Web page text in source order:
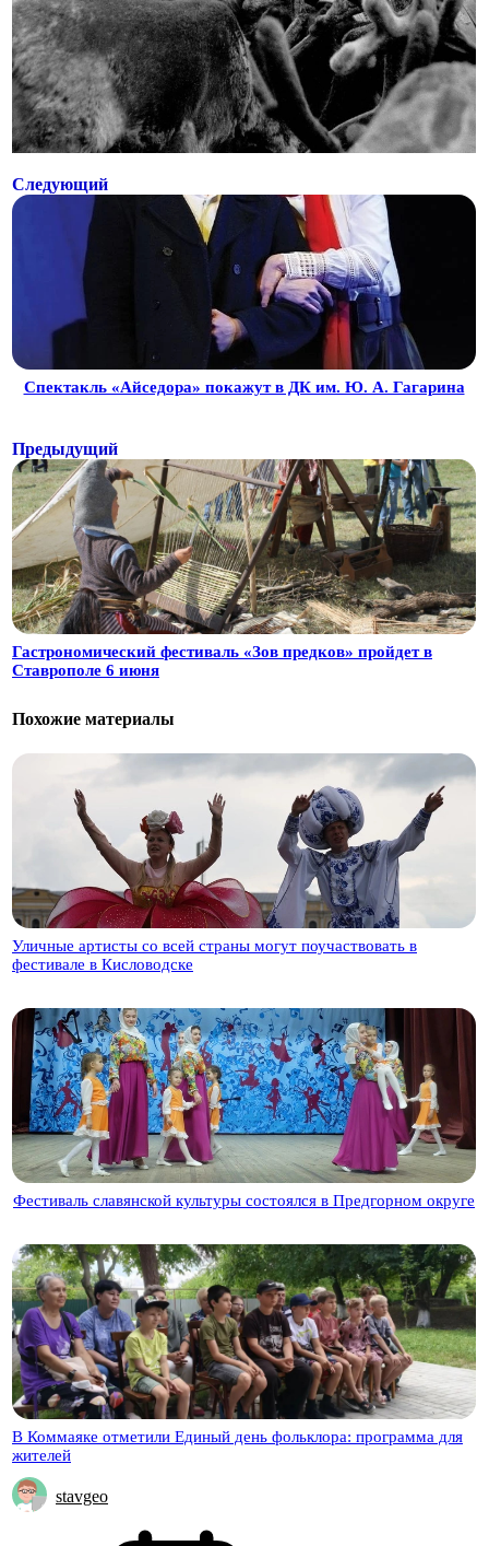
Следующий
Спектакль «Айседора» покажут в ДК им. Ю. А. Гагарина
Предыдущий
Гастрономический фестиваль «Зов предков» пройдет в
Ставрополе 6 июня
Похожие материалы
Уличные артисты со всей страны могут поучаствовать в
фестивале в Кисловодске
Фестиваль славянской культуры состоялся в Предгорном округе
В Коммаяке отметили Единый день фольклора: программа для
жителей
stavgeo